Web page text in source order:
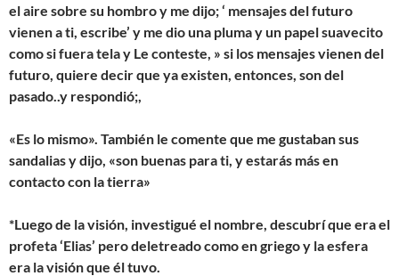
el aire sobre su hombro y me dijo; ‘ mensajes del futuro
vienen a ti, escribe’ y me dio una pluma y un papel suavecito
como si fuera tela y Le conteste, » si los mensajes vienen del
futuro, quiere decir que ya existen, entonces, son del
pasado..y respondió;,
«Es lo mismo». También le comente que me gustaban sus
sandalias y dijo, «son buenas para ti, y estarás más en
contacto con la tierra»
*Luego de la visión, investigué el nombre, descubrí que era el
profeta ‘Elias’ pero deletreado como en griego y la esfera
era la visión que él tuvo.